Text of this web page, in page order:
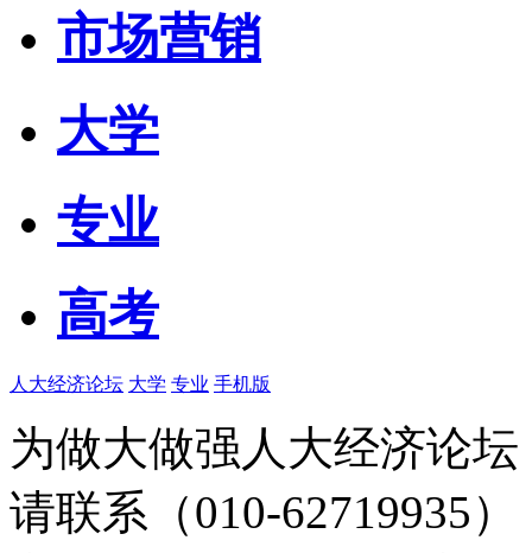
市场营销
大学
专业
高考
人大经济论坛 大学 专业 手机版
为做大做强人大经济论
请联系（010-62719935）